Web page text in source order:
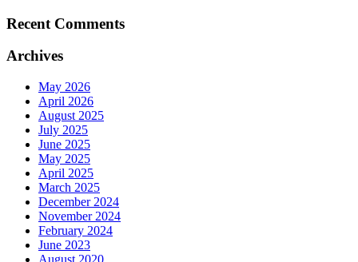
Recent Comments
Archives
May 2026
April 2026
August 2025
July 2025
June 2025
May 2025
April 2025
March 2025
December 2024
November 2024
February 2024
June 2023
August 2020